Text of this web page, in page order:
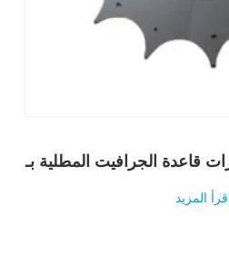
المزيد